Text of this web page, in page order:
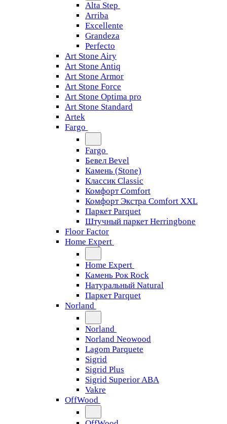
Alta Step
Arriba
Excellente
Grandeza
Perfecto
Art Stone Airy
Art Stone Antiq
Art Stone Armor
Art Stone Force
Art Stone Optima pro
Art Stone Standard
Artek
Fargo
Fargo
Бевел Bevel
Камень (Stone)
Классик Classic
Комфорт Comfort
Комфорт Экстра Comfort XXL
Паркет Parquet
Штучный паркет Herringbone
Floor Factor
Home Expert
Home Expert
Камень Рок Rock
Натуральный Natural
Паркет Parquet
Norland
Norland
Norland Neowood
Lagom Parquete
Sigrid
Sigrid Plus
Sigrid Superior ABA
Vakre
OffWood